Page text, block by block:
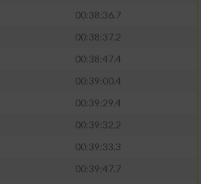
00:38:36.7
00:38:37.2
00:38:47.4
00:39:00.4
00:39:29.4
00:39:32.2
00:39:33.3
00:39:47.7